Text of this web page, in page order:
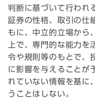
判断に基づいて行われ
証券の性格、取引の仕
もに、中立的立場から
上で、専門的な能力
令や規則等のもとで、
に影響を与えることが
れていない情報を基に
うことはしない。